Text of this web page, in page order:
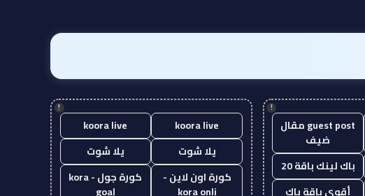
!
guest post مقال
ضيف
باك لينك باقة 20
أقوى باقة باك
!
koora live
koora live
يلا شوت
يلا شوت
كورة اون لاين -
kora onli
كورة جول - kora
goal